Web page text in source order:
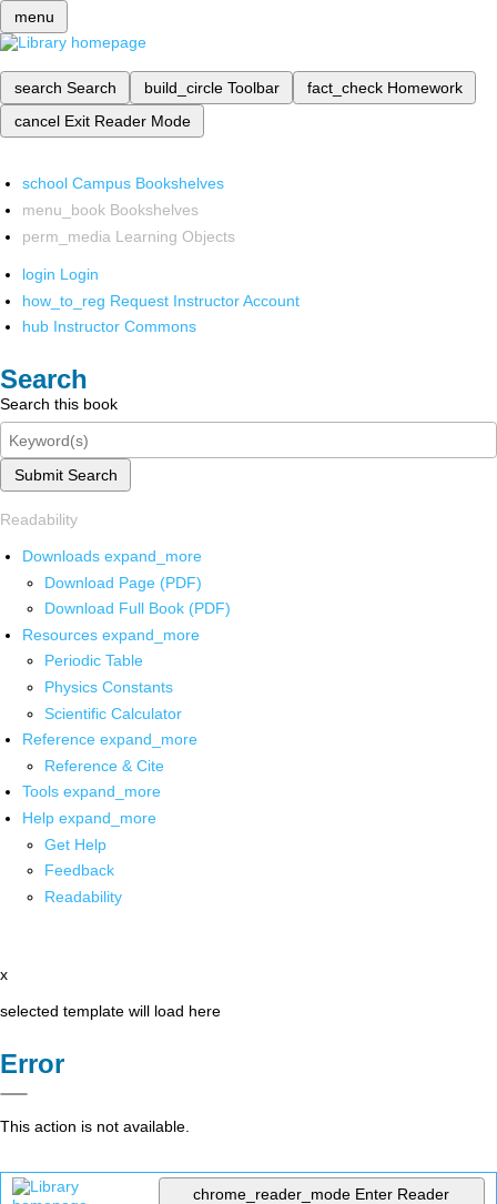
menu
search Search build_circle Toolbar fact_check Homework
cancel Exit Reader Mode
school Campus Bookshelves
menu_book Bookshelves
perm_media Learning Objects
login Login
how_to_reg Request Instructor Account
hub Instructor Commons
Search
Search this book
Submit Search
Readability
Downloads expand_more
Download Page (PDF)
Download Full Book (PDF)
Resources expand_more
Periodic Table
Physics Constants
Scientific Calculator
Reference expand_more
Reference & Cite
Tools expand_more
Help expand_more
Get Help
Feedback
Readability
x
selected template will load here
Error
This action is not available.
chrome_reader_mode Enter Reader